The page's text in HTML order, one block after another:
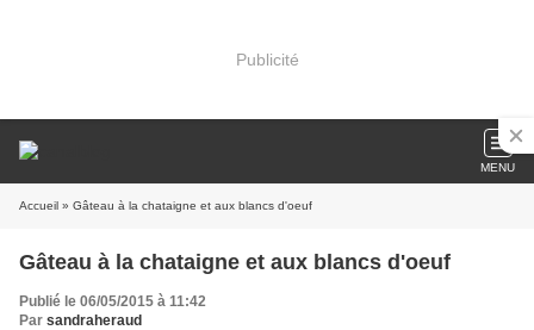
Publicité
MENU
Accueil » Gâteau à la chataigne et aux blancs d'oeuf
Gâteau à la chataigne et aux blancs d'oeuf
Publié le 06/05/2015 à 11:42
Par sandraheraud